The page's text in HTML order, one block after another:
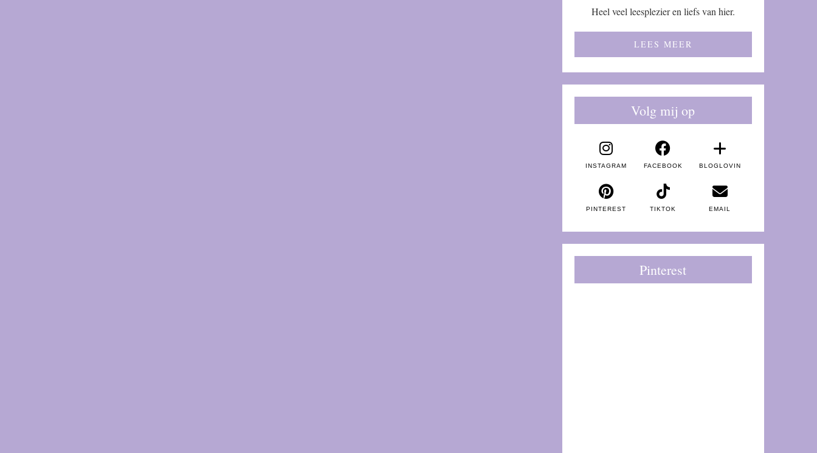
Heel veel leesplezier en liefs van hier.
LEES MEER
Volg mij op
INSTAGRAM FACEBOOK BLOGLOVIN
PINTEREST TIKTOK EMAIL
Pinterest